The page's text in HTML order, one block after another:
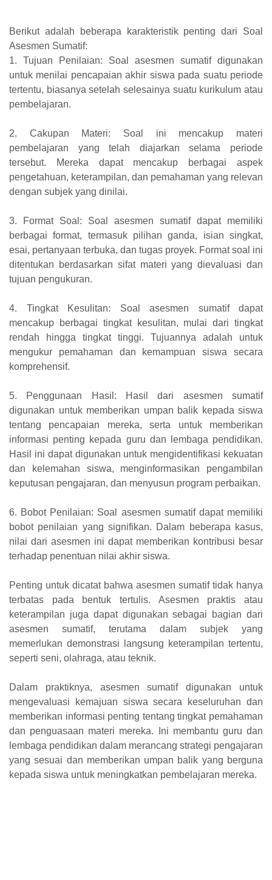
Berikut adalah beberapa karakteristik penting dari Soal
Asesmen Sumatif:
1. Tujuan Penilaian: Soal asesmen sumatif digunakan
untuk menilai pencapaian akhir siswa pada suatu periode
tertentu, biasanya setelah selesainya suatu kurikulum atau
pembelajaran.
2. Cakupan Materi: Soal ini mencakup materi
pembelajaran yang telah diajarkan selama periode
tersebut. Mereka dapat mencakup berbagai aspek
pengetahuan, keterampilan, dan pemahaman yang relevan
dengan subjek yang dinilai.
3. Format Soal: Soal asesmen sumatif dapat memiliki
berbagai format, termasuk pilihan ganda, isian singkat,
esai, pertanyaan terbuka, dan tugas proyek. Format soal ini
ditentukan berdasarkan sifat materi yang dievaluasi dan
tujuan pengukuran.
4. Tingkat Kesulitan: Soal asesmen sumatif dapat
mencakup berbagai tingkat kesulitan, mulai dari tingkat
rendah hingga tingkat tinggi. Tujuannya adalah untuk
mengukur pemahaman dan kemampuan siswa secara
komprehensif.
5. Penggunaan Hasil: Hasil dari asesmen sumatif
digunakan untuk memberikan umpan balik kepada siswa
tentang pencapaian mereka, serta untuk memberikan
informasi penting kepada guru dan lembaga pendidikan.
Hasil ini dapat digunakan untuk mengidentifikasi kekuatan
dan kelemahan siswa, menginformasikan pengambilan
keputusan pengajaran, dan menyusun program perbaikan.
6. Bobot Penilaian: Soal asesmen sumatif dapat memiliki
bobot penilaian yang signifikan. Dalam beberapa kasus,
nilai dari asesmen ini dapat memberikan kontribusi besar
terhadap penentuan nilai akhir siswa.
Penting untuk dicatat bahwa asesmen sumatif tidak hanya
terbatas pada bentuk tertulis. Asesmen praktis atau
keterampilan juga dapat digunakan sebagai bagian dari
asesmen sumatif, terutama dalam subjek yang
memerlukan demonstrasi langsung keterampilan tertentu,
seperti seni, olahraga, atau teknik.
Dalam praktiknya, asesmen sumatif digunakan untuk
mengevaluasi kemajuan siswa secara keseluruhan dan
memberikan informasi penting tentang tingkat pemahaman
dan penguasaan materi mereka. Ini membantu guru dan
lembaga pendidikan dalam merancang strategi pengajaran
yang sesuai dan memberikan umpan balik yang berguna
kepada siswa untuk meningkatkan pembelajaran mereka.